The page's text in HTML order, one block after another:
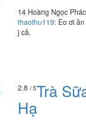
14 Hoàng Ngọc
thaothu119: Eo ơi
j cả.